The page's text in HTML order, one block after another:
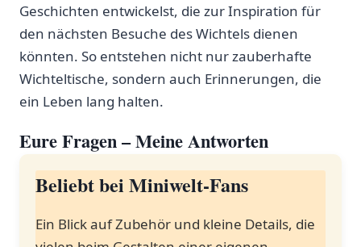
Geschichten entwickelst, die zur Inspiration für
den ⁢nächsten Besuche des Wichtels dienen‌
könnten. So entstehen nicht‍ nur zauberhafte
Wichteltische,⁤ sondern auch Erinnerungen, die
ein Leben lang halten.
Eure Fragen – Meine ⁣Antworten
Beliebt ‍bei Miniwelt-Fans
Ein Blick⁣ auf Zubehör und kleine Details, die